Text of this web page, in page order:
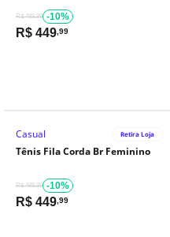
R$ 499,99 -10%
R$ 449 ,99
Casual Retira Loja
Tênis Fila Corda Br Feminino
R$ 499,99 -10%
R$ 449 ,99